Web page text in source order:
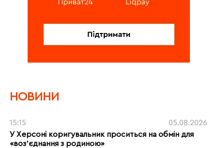
НОВИНИ
15:15
05.08.2026
У Херсоні коригувальник проситься на обмін для
«возʼєднання з родиною»